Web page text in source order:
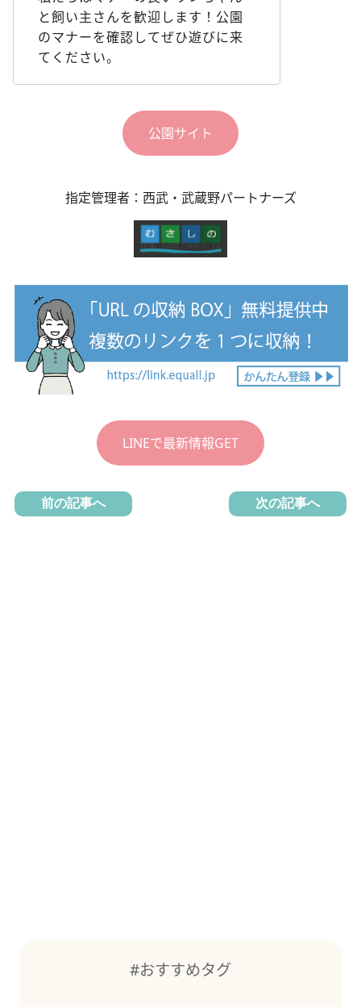
と飼い主さんを歓迎します！公園
のマナーを確認してぜひ遊びに来
てください。
公園サイト
指定管理者：西武・武蔵野パートナーズ
LINEで最新情報GET
前の記事へ 次の記事へ
#おすすめタグ